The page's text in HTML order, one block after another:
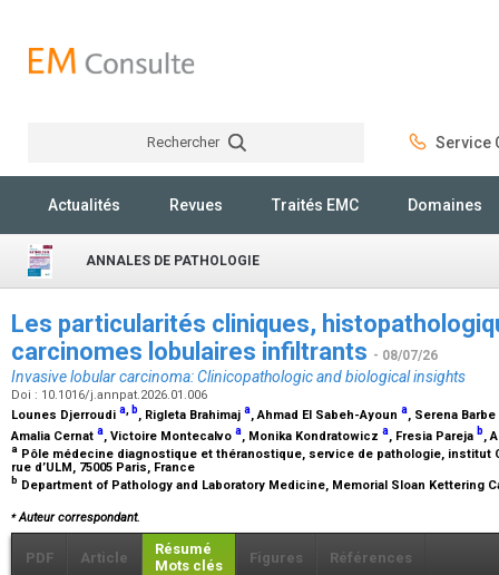
Rechercher Service
Actualités Revues Traités EMC Domaines
ANNALES DE PATHOLOGIE
Les particularités cliniques,
carcinomes lobulaires infiltrants - 08/07/26
Invasive lobular carcinoma: Clinicopathologic and biological insights
Doi : 10.1016/j.annpat.2026.01.006
Lounes Djerroudi a b, Rigleta Brahimaj a, Ahmad El Sabeh-Ayoun a, Serena Barbe
Amalia Cernat a, Victoire Montecalvo a, Monika Kondratowicz a, Fresia Pareja b,
a Pôle médecine diagnostique et théranostique, service de pathologie, institut
rue d’ULM, 75005 Paris, France
b Department of Pathology and Laboratory Medicine, Memorial Sloan Kettering
⁎Auteur correspondant.
PDF Article
Résumé
Mots clés
Figures Références